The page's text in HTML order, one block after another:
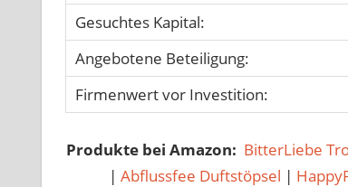
Gesuchtes Kapital:
Angebotene Beteiligung:
Firmenwert vor Investition:
Produkte bei Amazon: BitterLiebe
| Abflussfee Duftstöpsel |